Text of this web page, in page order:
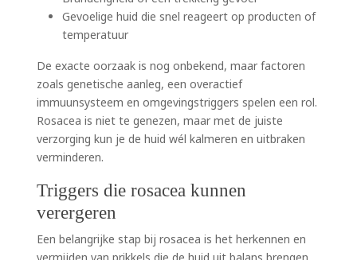
Gevoelige huid die snel reageert op producten of
temperatuur
De exacte oorzaak is nog onbekend, maar factoren
zoals genetische aanleg, een overactief
immuunsysteem en omgevingstriggers spelen een rol.
Rosacea is niet te genezen, maar met de juiste
verzorging kun je de huid wél kalmeren en uitbraken
verminderen.
Triggers die rosacea kunnen
verergeren
Een belangrijke stap bij rosacea is het herkennen en